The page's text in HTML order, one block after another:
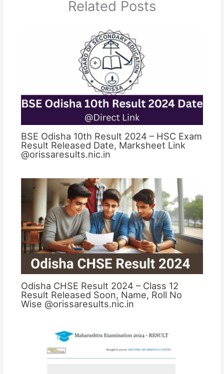
Related Posts
BSE Odisha 10th Result 2024 – HSC Exam
Result Released Date, Marksheet Link
@orissaresults.nic.in
Odisha CHSE Result 2024 – Class 12
Result Released Soon, Name, Roll No
Wise @orissaresults.nic.in